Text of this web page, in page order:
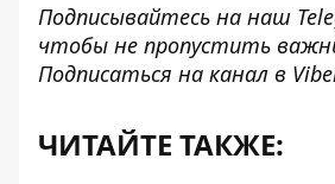
Подписывайтесь на наш
чтобы не пропустить
Подписаться на канал в
ЧИТАЙТЕ ТАКЖЕ: